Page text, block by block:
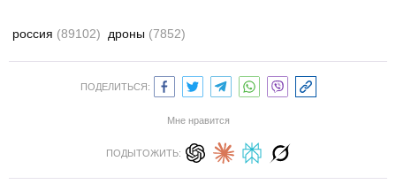
россия (89102) дроны (7852)
ПОДЕЛИТЬСЯ:
Мне нравится
ПОДЫТОЖИТЬ: